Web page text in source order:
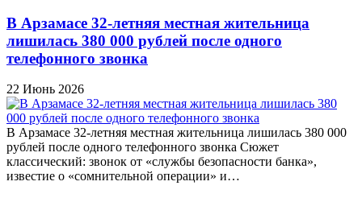
В Арзамасе 32-летняя местная жительница
лишилась 380 000 рублей после одного
телефонного звонка
22 Июнь 2026
В Арзамасе 32-летняя местная жительница лишилась 380 000
рублей после одного телефонного звонка Сюжет
классический: звонок от «службы безопасности банка»,
известие о «сомнительной операции» и…